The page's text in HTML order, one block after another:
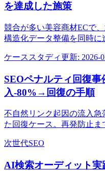
を達成した施策
競合が多い美容商材ECで
構造化データ整備を同時に
ケーススタディ更新: 2026-
SEOペナルティ回復
入-80%→回復の手順
不自然リンク起因の流入
た回復ケース。再発防止ま
次世代SEO
AI検索オーディット実